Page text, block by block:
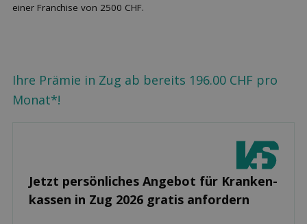
einer Franchise von 2500 CHF.
Ihre Prämie in Zug ab bereits 196.00 CHF pro
Monat*!
Jetzt persönliches Angebot für Kranken­
kassen in Zug 2026 gratis anfordern